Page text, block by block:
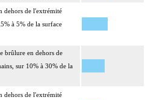
dehors de l'extrémité
à 5% de la surface
brûlure en dehors de
sur 10% à 30% de la
dehors de l'extrémité